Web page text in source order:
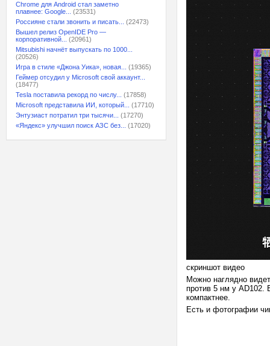
Chrome для Android стал заметно
плавнее: Google...
(23531)
Россияне стали звонить и писать...
(22473)
Вышел релиз OpenIDE Pro —
корпоративной...
(20961)
Mitsubishi начнёт выпускать по 1000...
(20526)
Игра в стиле «Джона Уика», новая...
(19365)
Геймер отсудил у Microsoft свой аккаунт...
(18477)
Tesla поставила рекорд по числу...
(17858)
Microsoft представила ИИ, который...
(17710)
Энтузиаст потратил три тысячи...
(17270)
«Яндекс» улучшил поиск АЗС без...
(17020)
скриншот видео
Можно наглядно
против 5 нм у AD102.
компактнее.
Есть и фотографии